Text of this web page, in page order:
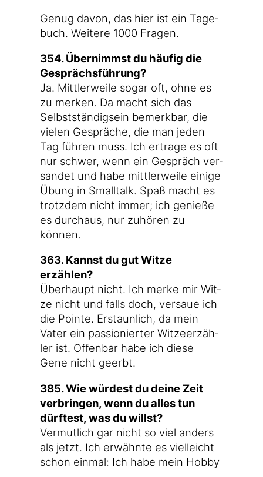
Genug davon, das hier ist ein Tage­
buch. Wei­te­re 1000 Fragen.
354. Über­nimmst du häu­fig die
Gesprächsführung?
Ja. Mitt­ler­wei­le sogar oft, ohne es
zu mer­ken. Da macht sich das
Selbst­stän­dig­sein bemerk­bar, die
vie­len Gesprä­che, die man jeden
Tag füh­ren muss. Ich ertra­ge es oft
nur schwer, wenn ein Gespräch ver­
san­det und habe mitt­ler­wei­le eini­ge
Übung in Small­talk. Spaß macht es
trotz­dem nicht immer; ich genie­ße
es durch­aus, nur zuhö­ren zu
können.
363. Kannst du gut Wit­ze
erzählen?
Über­haupt nicht. Ich mer­ke mir Wit­
ze nicht und falls doch, ver­saue ich
die Poin­te. Erstaun­lich, da mein
Vater ein pas­sio­nier­ter Wit­ze­er­zäh­
ler ist. Offen­bar habe ich die­se
Gene nicht geerbt.
385. Wie wür­dest du dei­ne Zeit
ver­brin­gen, wenn du alles tun
dürf­test, was du willst?
Ver­mut­lich gar nicht so viel anders
als jetzt. Ich erwähn­te es viel­leicht
schon ein­mal: Ich habe mein Hob­by